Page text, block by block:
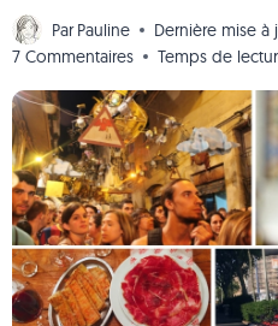
Par Pauline Dernière mise à
7 Commentaires
Temps de